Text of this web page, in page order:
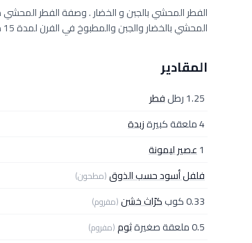
الفطر المحشي بالجبن و الخضار . وصفة الفطر المحشي
المحشي بالخضار والجبن والمطبوخ في الفرن لمدة 15 دقيقة فقط .
المقادير
1.25 رطل
فطر
4 ملعقة كبيرة
زبدة
1عصير ليمونة
فلفل أسود حسب الذوق(مطحون)
0.33 كوب كرّاث خشن(مفروم)
0.5 ملعقة صغيرة ثوم(مفروم)